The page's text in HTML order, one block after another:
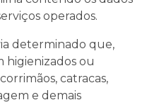
operados.
determinado que,
higienizados ou
catracas,
e demais